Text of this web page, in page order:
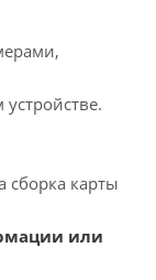
сборка карты
или